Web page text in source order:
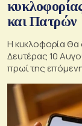
και Πατρών
Η κυκλοφορία θα
Δευτέρας 10
πρωί της